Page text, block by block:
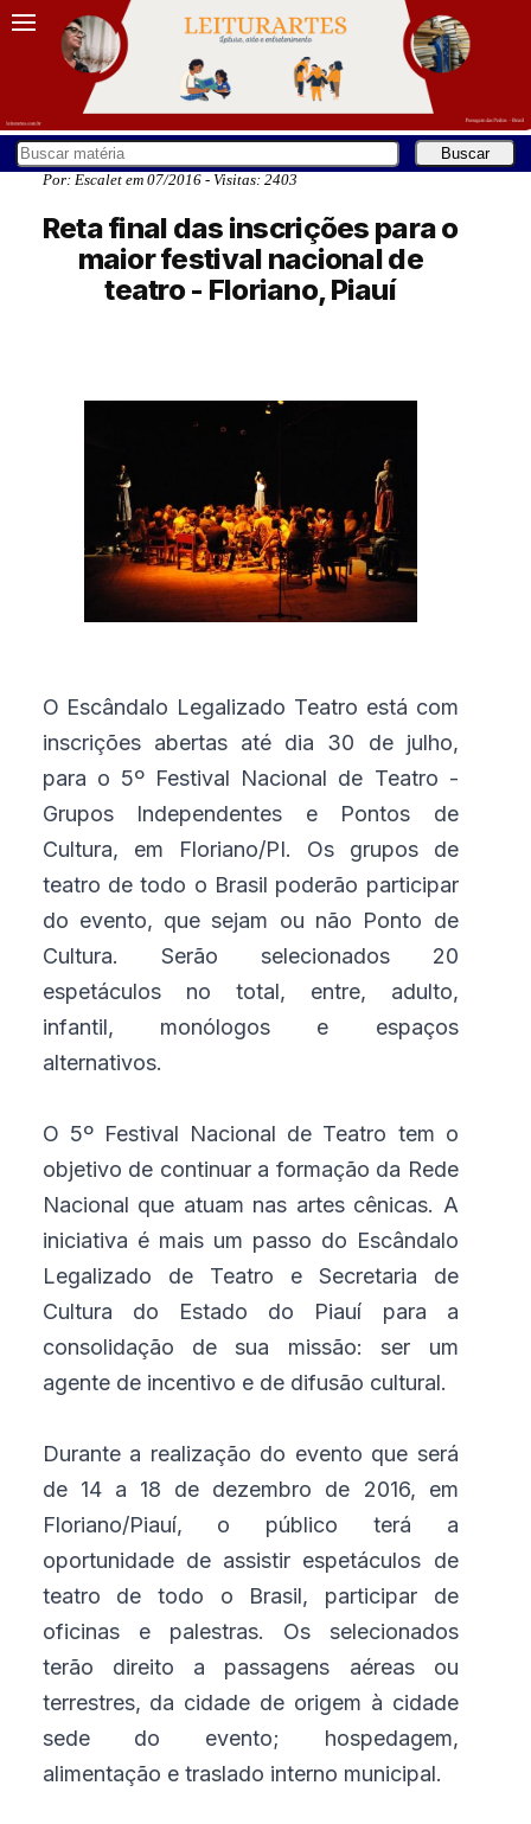
Por: Escalet em 07/2016 - Visitas: 2403
Reta final das inscrições para o
maior festival nacional de
teatro - Floriano, Piauí
O Escândalo Legalizado Teatro está com
inscrições abertas até dia 30 de julho,
para o 5º Festival Nacional de Teatro -
Grupos Independentes e Pontos de
Cultura, em Floriano/PI. Os grupos de
teatro de todo o Brasil poderão participar
do evento, que sejam ou não Ponto de
Cultura. Serão selecionados 20
espetáculos no total, entre, adulto,
infantil, monólogos e espaços
alternativos.
O 5º Festival Nacional de Teatro tem o
objetivo de continuar a formação da Rede
Nacional que atuam nas artes cênicas. A
iniciativa é mais um passo do Escândalo
Legalizado de Teatro e Secretaria de
Cultura do Estado do Piauí para a
consolidação de sua missão: ser um
agente de incentivo e de difusão cultural.
Durante a realização do evento que será
de 14 a 18 de dezembro de 2016, em
Floriano/Piauí, o público terá a
oportunidade de assistir espetáculos de
teatro de todo o Brasil, participar de
oficinas e palestras. Os selecionados
terão direito a passagens aéreas ou
terrestres, da cidade de origem à cidade
sede do evento; hospedagem,
alimentação e traslado interno municipal.